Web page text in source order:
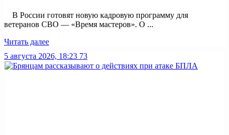
В России готовят новую кадровую программу для
ветеранов СВО — «Время мастеров». О ...
Читать далее
5 августа 2026, 18:23 73